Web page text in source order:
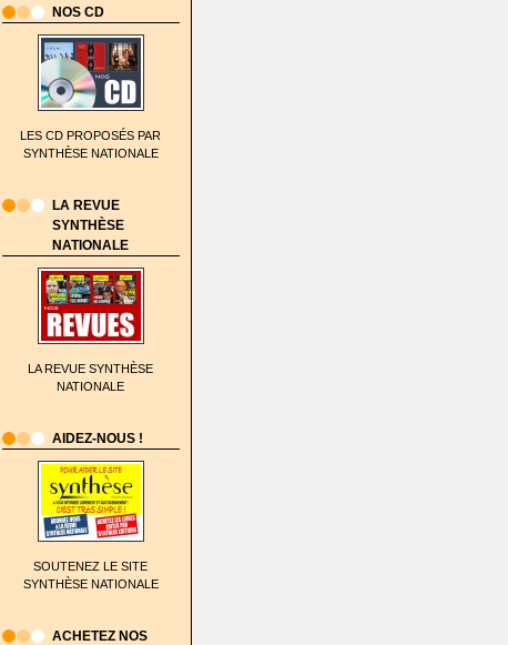
NOS CD
LES CD PROPOSÉS PAR
SYNTHÈSE NATIONALE
LA REVUE
SYNTHÈSE
NATIONALE
LA REVUE SYNTHÈSE
NATIONALE
AIDEZ-NOUS !
SOUTENEZ LE SITE
SYNTHÈSE NATIONALE
ACHETEZ NOS